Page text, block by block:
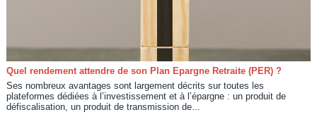
Quel rendement attendre de son Plan Epargne Retraite (PER) ?
Ses nombreux avantages sont largement décrits sur toutes les
plateformes dédiées à l’investissement et à l’épargne : un produit de
défiscalisation, un produit de transmission de...